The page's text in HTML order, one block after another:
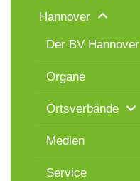
Hannover
Der BV Hannover
Organe
Ortsverbände
Medien
Service